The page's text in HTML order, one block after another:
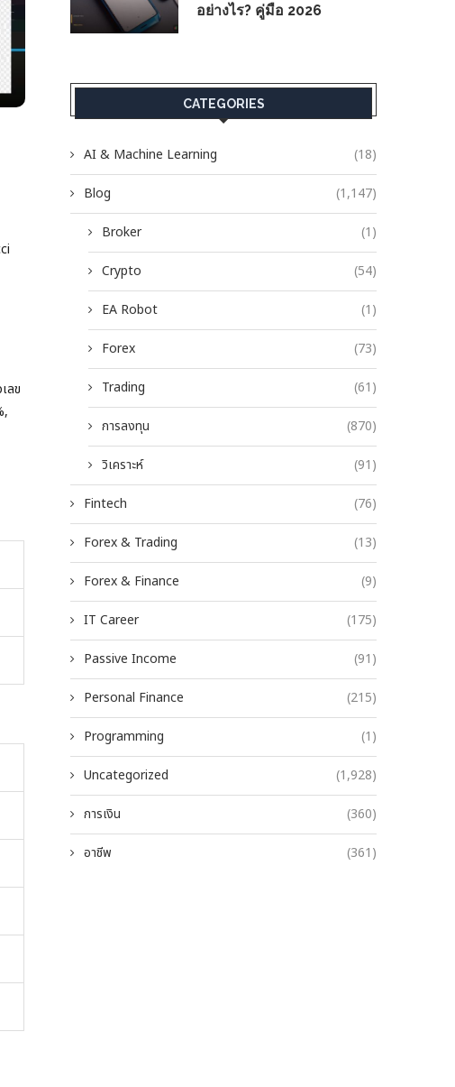
ลข
อย่างไร? คู่มือ 2026
CATEGORIES
AI & Machine Learning (18)
Blog (1,147)
Broker (1)
Crypto (54)
EA Robot (1)
Forex (73)
Trading (61)
การลงทุน (870)
วิเคราะห์ (91)
Fintech (76)
Forex & Trading (13)
Forex & Finance (9)
IT Career (175)
Passive Income (91)
Personal Finance (215)
Programming (1)
Uncategorized (1,928)
การเงิน (360)
อาชีพ (361)